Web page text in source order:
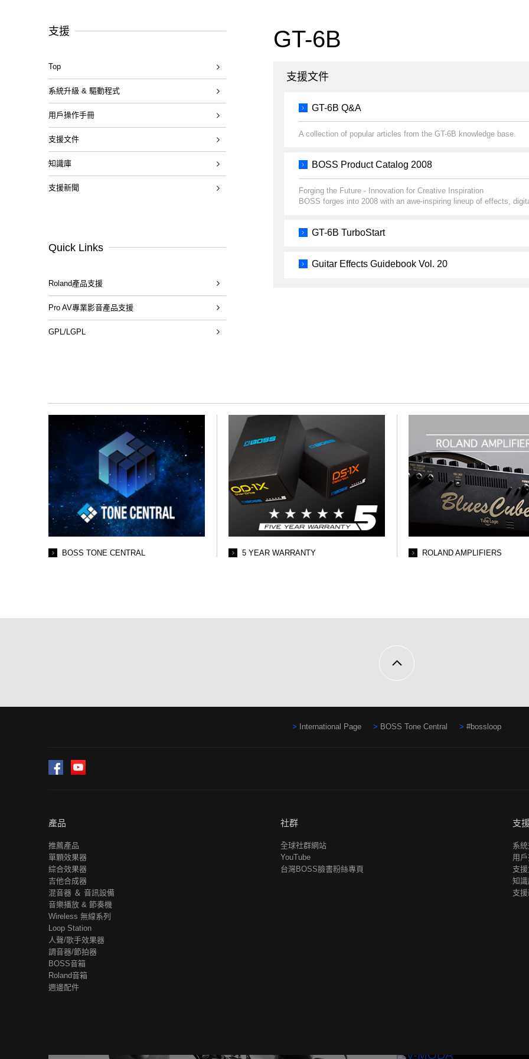
GT-6B
支援文件
GT-6B Q&A
A collection of popular articles from the GT-6B knowledge base.
BOSS Product Catalog 2008
Forging the Future - Innovation for Creative Inspiration
BOSS forges into 2008 with an awe-inspiring lineup of effects,
GT-6B TurboStart
Guitar Effects Guidebook Vol. 20
支援
Top
系統升級 & 驅動程式
用戶操作手冊
支援文件
知識庫
支援新聞
Quick Links
Roland產品支援
Pro AV專業影音產品支援
GPL/LGPL
BOSS TONE CENTRAL 5 YEAR WARRANTY ROLAND AMPLIFIERS
International Page BOSS Tone Central #bossloop
Facebook
產品
推薦產品
單顆效果器
綜合效果器
吉他合成器
混音器 ＆ 音訊設備
音樂播放 & 節奏機
Wireless 無線系列
Loop Station
人聲/歌手效果器
調音器/節拍器
BOSS音箱
Roland音箱
週邊配件
社群
全球社群網站
YouTube
台灣BOSS臉書粉絲專頁
支
系
用
支
知
支